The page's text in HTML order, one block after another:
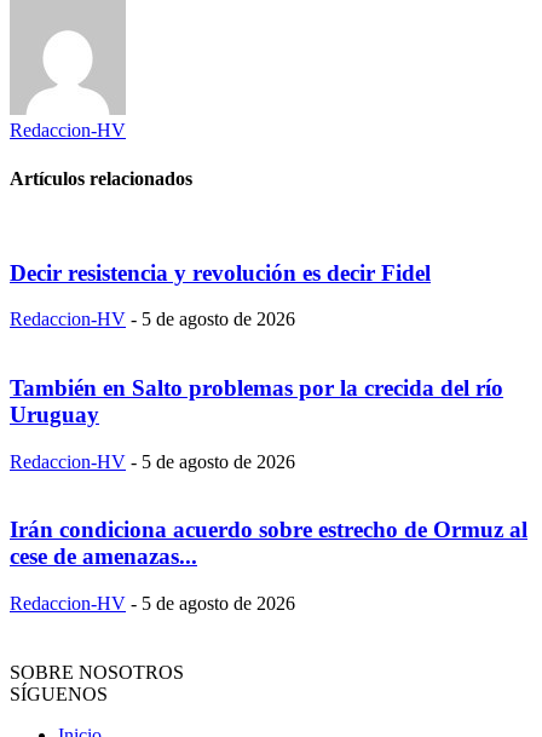
Redaccion-HV
Artículos relacionados
Decir resistencia y revolución es decir Fidel
Redaccion-HV - 5 de agosto de 2026
También en Salto problemas por la crecida del río
Uruguay
Redaccion-HV - 5 de agosto de 2026
Irán condiciona acuerdo sobre estrecho de Ormuz al
cese de amenazas...
Redaccion-HV - 5 de agosto de 2026
SOBRE NOSOTROS
SÍGUENOS